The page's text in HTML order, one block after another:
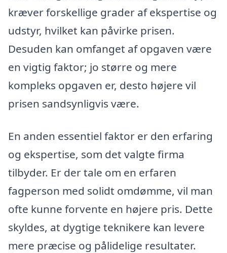
kræver forskellige grader af ekspertise og
udstyr, hvilket kan påvirke prisen.
Desuden kan omfanget af opgaven være
en vigtig faktor; jo større og mere
kompleks opgaven er, desto højere vil
prisen sandsynligvis være.
En anden essentiel faktor er den erfaring
og ekspertise, som det valgte firma
tilbyder. Er der tale om en erfaren
fagperson med solidt omdømme, vil man
ofte kunne forvente en højere pris. Dette
skyldes, at dygtige teknikere kan levere
mere præcise og pålidelige resultater.